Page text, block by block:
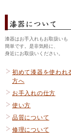
漆器はお手入れもお取扱いも
簡単です。是非気軽に、
身近にお取扱いください。
初めて漆器を使われ
方へ
お手入れの仕方
使い方
品質について
修理について